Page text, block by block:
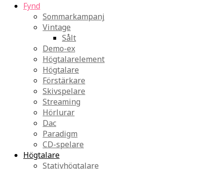
Fynd
Sommarkampanj
Vintage
Sålt
Demo-ex
Högtalarelement
Högtalare
Förstärkare
Skivspelare
Streaming
Hörlurar
Dac
Paradigm
CD-spelare
Högtalare
Stativhögtalare